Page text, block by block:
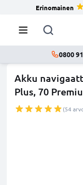
Erinomainen
0800
Akku
Plus, 70
(54